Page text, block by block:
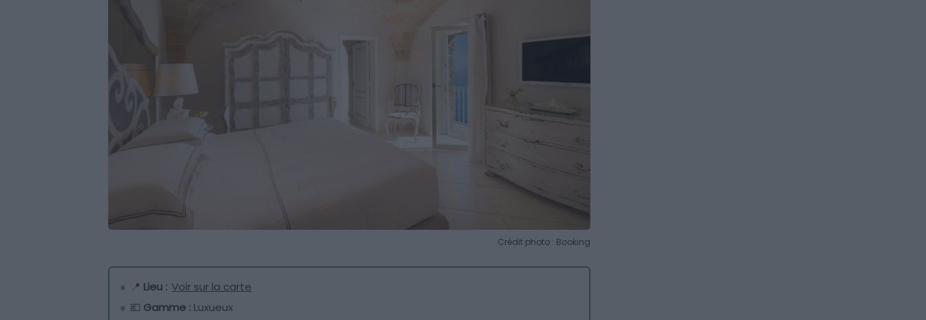
Crédit photo : Booking
📍 Lieu : Voir sur la carte
💶 Gamme : Luxueux